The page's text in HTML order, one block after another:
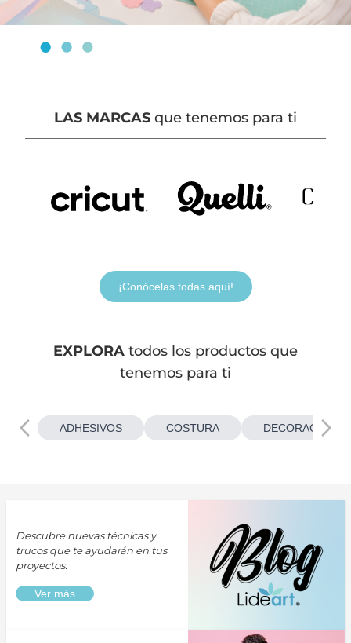
LAS MARCAS que tenemos para ti
¡Conócelas todas aquí!
EXPLORA todos los productos que
tenemos para ti
ADHESIVOS COSTURA
Descubre nuevas técnicas y
trucos que te ayudarán en tus
proyectos.
Ver más